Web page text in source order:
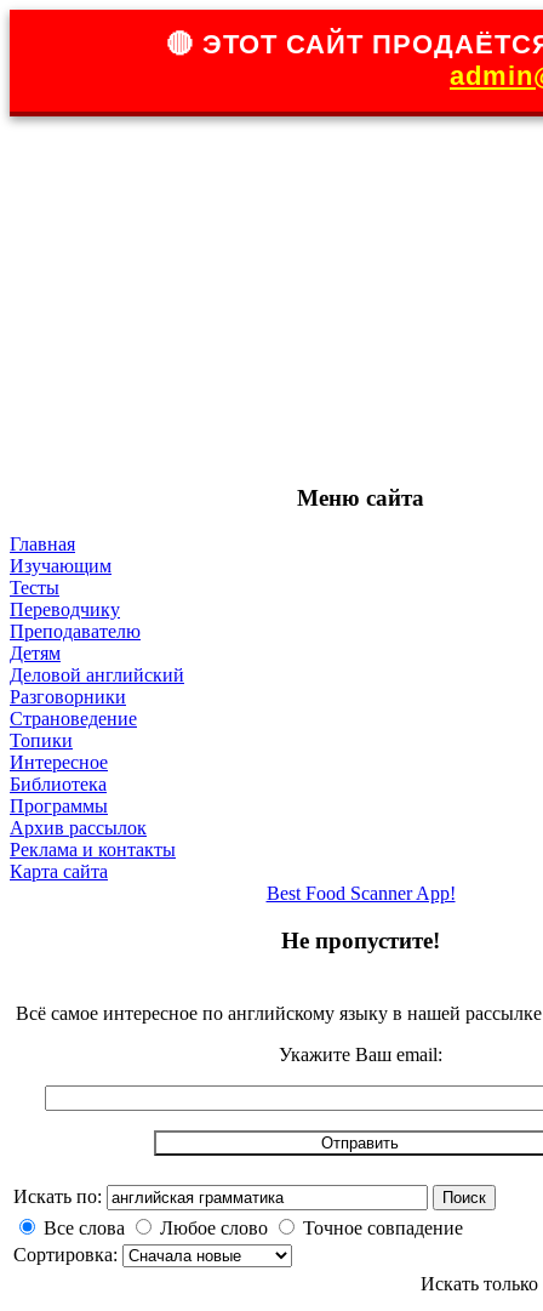
🔴 ЭТОТ САЙТ
Меню сайта
Главная
Изучающим
Тесты
Переводчику
Преподавателю
Детям
Деловой английский
Разговорники
Страноведение
Топики
Интересное
Библиотека
Программы
Архив рассылок
Реклама и контакты
Карта сайта
Best Food Scanner App!
Не пропустите!
Всё самое интересное по английскому языку в нашей
Укажите Ваш email:
Искать по: Поиск
Все слова Любое слово
Точное совпадение
Сортировка:
Искать